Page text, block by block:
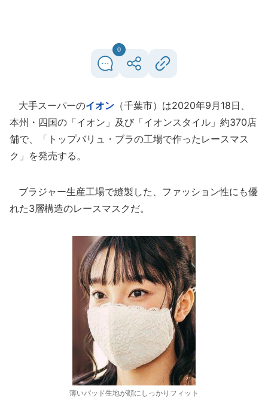
0
大手スーパーのイオン （千葉市）は2020年9月18日、
本州・四国の「イオン」及び「イオンスタイル」約370店
舗で、「トップバリュ・ブラの工場で作ったレースマス
ク」を発売する。
ブラジャー生産工場で縫製した、ファッション性にも優
れた3層構造のレースマスクだ。
薄いパッド生地が顔にしっかりフィット